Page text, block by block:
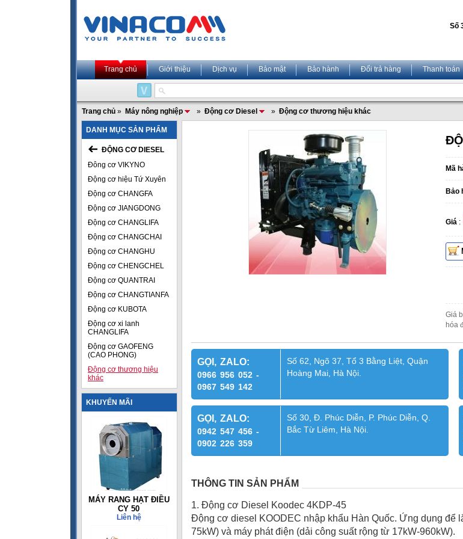
Số
Trang chủ Giới thiệu Dịch vụ Bảo mật Bảo hành Đổi trả hàng Thanh toán
Trang chủ » Máy nông nghiệp » Động cơ Diesel » Động cơ thương hiệu khác
DANH MỤC SẢN PHẨM
ĐỘNG CƠ DIESEL
Đông cơ VIKYNO
Động cơ hiệu Tứ Xuyên
Động cơ CHANGFA
Động cơ JIANGDONG
Động cơ CHANGLIFA
Động cơ CHANGCHAI
Động cơ CHANGHU
Động cơ CHENGCHEL
Động cơ QUANTRAI
Động cơ CHANGTIANFA
Động cơ KUBOTA
Động cơ xi lanh
CHANGLIFA
Động cơ GAOFENG
(CAO PHONG)
Động cơ thương hiệu
khác
KHUYẾN MÃI
MÁY RANG HẠT ĐIỀU
CY 50
Liên hệ
Mã
Bảo
Giá :
Giá
hóa
GỌI, ZALO:
0966 956 052 -
0967 549 142
Số 62, Ngõ 37, Tổ 3 Bằng Liệt, Quận
Hoàng Mai, Hà Nội.
GỌI, ZALO:
0942 547 456 -
0902 226 359
Số 30, Đ. Phúc Diễn, P. Phúc Diễn, Q.
Bắc Từ Liêm, Hà Nội.
THÔNG TIN SẢN PHẨM
1. Động cơ Diesel Koodec 4KDP-45
Động cơ diesel KOODEC nhập khẩu Hàn Quốc. Ứng dụng để
75kW) và máy phát điện (dải công suất rộng từ 17kW-960kW).